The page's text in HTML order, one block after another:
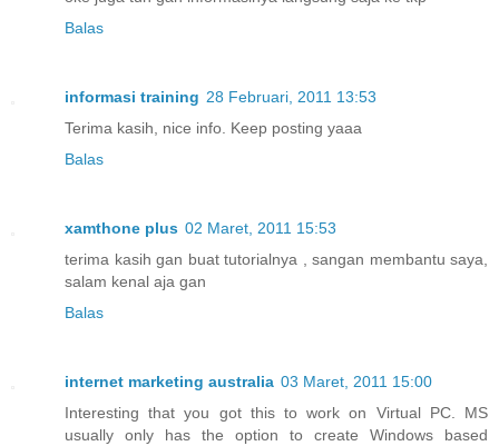
Balas
informasi training 28 Februari, 2011 13:53
Terima kasih, nice info. Keep posting yaaa
Balas
xamthone plus 02 Maret, 2011 15:53
terima kasih gan buat tutorialnya , sangan membantu saya,
salam kenal aja gan
Balas
internet marketing australia 03 Maret, 2011 15:00
Interesting that you got this to work on Virtual PC. MS
usually only has the option to create Windows based